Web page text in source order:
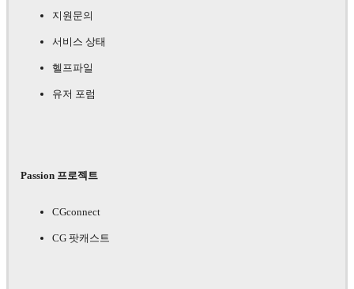
지원문의
서비스 상태
헬프파일
유저 포럼
Passion 프로젝트
CGconnect
CG 팟캐스트